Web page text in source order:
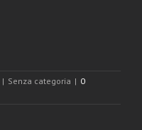
| Senza categoria | 0